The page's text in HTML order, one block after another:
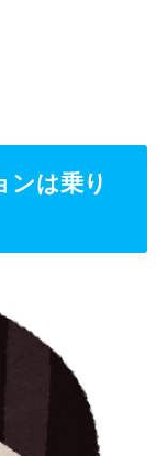
ンは乗り